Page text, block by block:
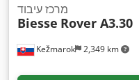
Kežmarok 2,349 km
מרכז עיבוד
Biesse Rover A3.30